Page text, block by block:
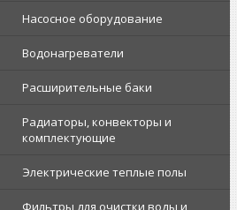
Насосное оборудование
Водонагреватели
Расширительные баки
Радиаторы, конвекторы и
комплектующие
Электрические теплые полы